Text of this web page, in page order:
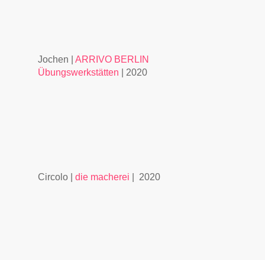
Jochen |ARRIVO BERLIN
Übungswerkstätten | 2020
Circolo |die macherei | 2020